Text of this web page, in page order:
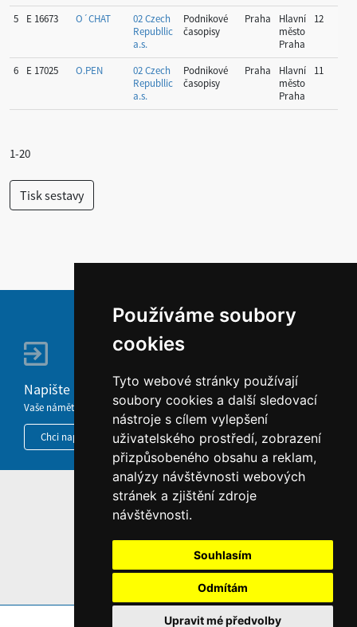
Používáme soubory
cookies
Tyto webové stránky používají
soubory cookies a další sledovací
nástroje s cílem vylepšení
uživatelského prostředí, zobrazení
přizpůsobeného obsahu a reklam,
analýzy návštěvnosti webových
stránek a zjištění zdroje
návštěvnosti.
Souhlasím
Odmítám
Upravit mé předvolby
5 E 16673 O´CHAT
02 Czech
Republlic
a.s.
Podnikové
časopisy
Praha
Hlavní
město
Praha
12
6 E 17025 O.PEN
02 Czech
Republlic
a.s.
Podnikové
časopisy
Praha
Hlavní
město
Praha
11
1-20
Napište nám
Vaše náměty, komentáře, připomínky a dotazy nezůstanou bez odezvy.
Chci napsat MKČR
HOME